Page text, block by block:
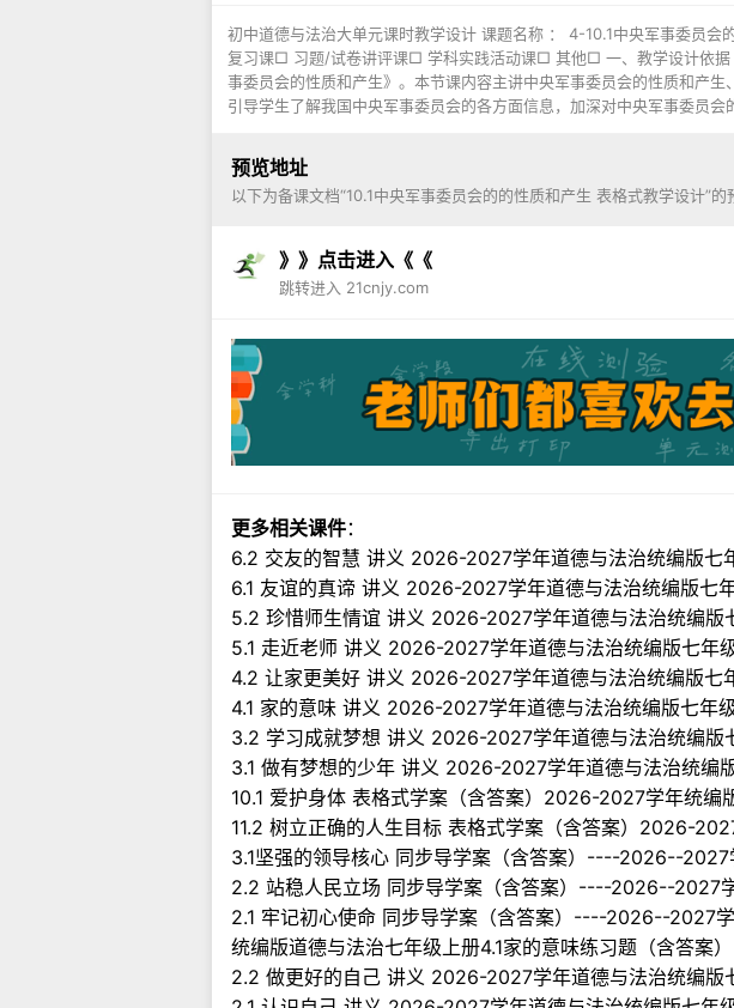
初中道德与法治大单元课时教学设计 课题名称 ： 4-10.1中央军事委员
复习课□ 习题/试卷讲评课□ 学科实践活动课□ 其他□ 一、教学设计依据
事委员会的性质和产生》。本节课内容主讲中央军事委员会的性质和产
引导学生了解我国中央军事委员会的各方面信息，加深对中央军事委员会
预览地址
以下为备课文档“10.1中央军事委员会的的性质和产生 表格式教学设计”的
》》点击进入《《
跳转进入 21cnjy.com
更多相关课件：
6.2 交友的智慧 讲义 2026-2027学年道德与法治统编版七
6.1 友谊的真谛 讲义 2026-2027学年道德与法治统编版七
5.2 珍惜师生情谊 讲义 2026-2027学年道德与法治统编版
5.1 走近老师 讲义 2026-2027学年道德与法治统编版七年
4.2 让家更美好 讲义 2026-2027学年道德与法治统编版七
4.1 家的意味 讲义 2026-2027学年道德与法治统编版七年
3.2 学习成就梦想 讲义 2026-2027学年道德与法治统编版
3.1 做有梦想的少年 讲义 2026-2027学年道德与法治统编
10.1 爱护身体 表格式学案（含答案）2026-2027学年统编
11.2 树立正确的人生目标 表格式学案（含答案）2026-
3.1坚强的领导核心 同步导学案（含答案）----2026--2027
2.2 站稳人民立场 同步导学案（含答案）----2026--2027
2.1 牢记初心使命 同步导学案（含答案）----2026--2027
统编版道德与法治七年级上册4.1家的意味练习题（含答案）
2.2 做更好的自己 讲义 2026-2027学年道德与法治统编版